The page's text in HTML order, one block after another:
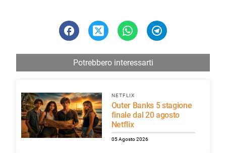
Potrebbero interessarti
NETFLIX
Outer Banks 5 stagione
finale dal 20 agosto
Netflix
05 Agosto 2026